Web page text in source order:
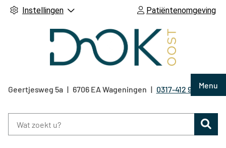
Instellingen Patiëntenomgeving
Menu
Geertjesweg 5a 6706 EA Wageningen Tel:
0317-412 921